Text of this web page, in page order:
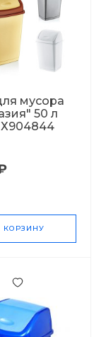
мусора
50 л
КОРЗИНУ